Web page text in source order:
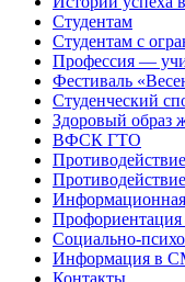
Студентам
Студентам с
Профессия —
Фестиваль
Студенческий
Здоровый образ
ВФСК ГТО
Информационная
Профориентация
Социально-
Информация в
Контакты